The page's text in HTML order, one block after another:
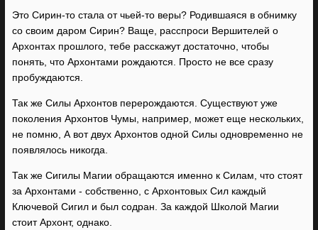
Это Сирин-то стала от чьей-то веры? Родившаяся в обнимку
со своим даром Сирин? Ваще, расспроси Вершителей о
Архонтах прошлого, тебе расскажут достаточно, чтобы
понять, что Архонтами рождаются. Просто не все сразу
пробуждаются.
Так же Силы Архонтов перерождаются. Существуют уже
поколения Архонтов Чумы, например, может еще нескольких,
не помню, А вот двух Архонтов одной Силы одновременно не
появлялось никогда.
Так же Сигилы Магии обращаются именно к Силам, что стоят
за Архонтами - собственно, с Архонтовых Сил каждый
Ключевой Сигил и был содран. За каждой Школой Магии
стоит Архонт, однако.